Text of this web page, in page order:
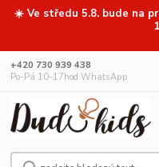
☀️ Ve středu 5.8. bude na
+420 730 939 438
Po-Pá 10-17hod WhatsApp